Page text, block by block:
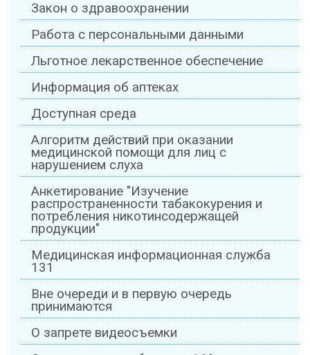
Закон о здравоохранении
Работа с персональными данными
Льготное лекарственное обеспечение
Информация об аптеках
Доступная среда
Алгоритм действий при оказании
медицинской помощи для лиц с
нарушением слуха
Анкетирование "Изучение
распространенности табакокурения и
потребления никотинсодержащей
продукции"
Медицинская информационная служба
131
Вне очереди и в первую очередь
принимаются
О запрете видеосъемки